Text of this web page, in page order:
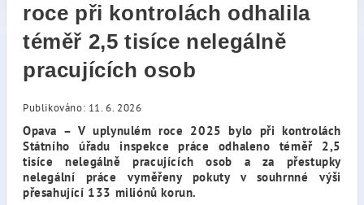
roce při kontrolách odhalila
téměř 2,5 tisíce nelegálně
pracujících osob
Publikováno: 11. 6. 2026
Opava – V uplynulém roce 2025 bylo při kontrolách
Státního úřadu inspekce práce odhaleno téměř 2,5
tisíce nelegálně pracujících osob a za přestupky
nelegální práce vyměřeny pokuty v souhrnné výši
přesahující 133 miliónů korun.